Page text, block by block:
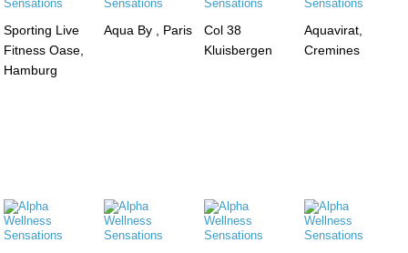
Sporting Live
Fitness Oase,
Hamburg
Aqua By , Paris
Col 38
Kluisbergen
Aquavirat,
Cremines